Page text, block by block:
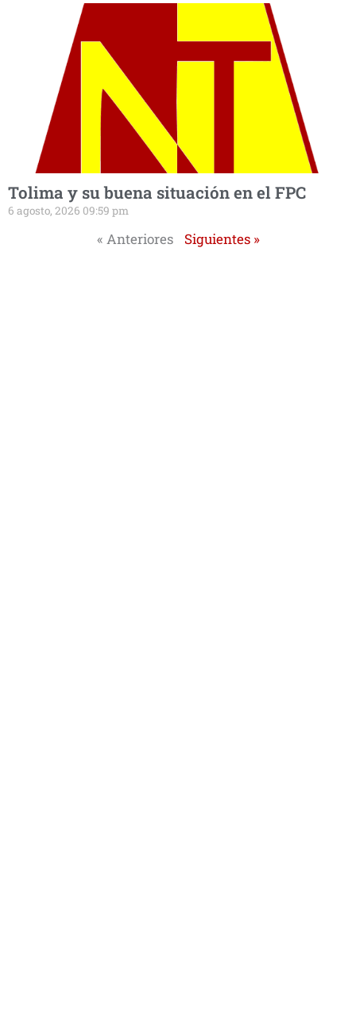
Tolima y su buena situación en el FPC
6 agosto, 2026 09:59 pm
« Anteriores Siguientes »